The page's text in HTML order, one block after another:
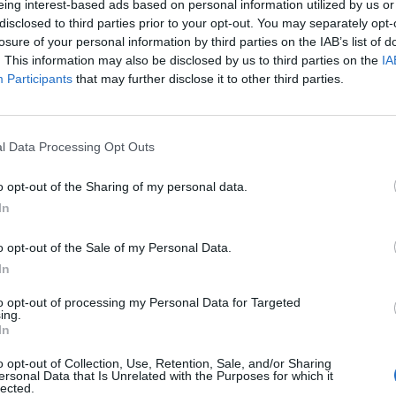
interest-based ads based on personal information utilized by us
to third parties prior to your opt-out. You may separately
of your personal information by third parties on the IAB’s list of
This information may also be disclosed by us to third parties on the
Participants that may further disclose it to other third parties.
Data Processing Opt Outs
opt-out of the Sharing of my personal data.
opt-out of the Sale of my Personal Data.
opt-out of processing my Personal Data for Targeted
opt-out of Collection, Use, Retention, Sale, and/or Sharing
Data that Is Unrelated with the Purposes for which it
avere alcun contatto fisico come
del Governo. Agnelli, forse perché
sono scappati oppure sono in
per la positività di Rugani e Matuidi, vuole
siamo così sicuri che non sia interesse
magari spostandola a lunedì 2 marzo
tutti felici, sorpasso Juve, bianconeri
Uefa dell'amico Ceferin pronta a
intanto Higuain ha violato la
di 14 giorni col permesso della Juve di
eppure nessuno si è preoccupato della
argentini o di bosniaci e tedeschi visto
va l'Italia dove solo Lotito non si piega ai
contro chi vuole decidere tutto.
Trump, Meloni e la strategia
americana